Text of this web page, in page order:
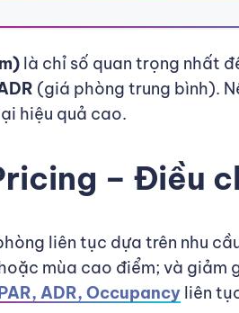
là chỉ số quan trọng nhất
(giá phòng trung bình).
hiệu quả cao.
– Điều
liên tục dựa trên nhu
mùa cao điểm; và
ADR, Occupancy liên